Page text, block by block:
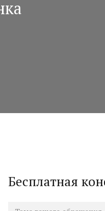
Бесплатная